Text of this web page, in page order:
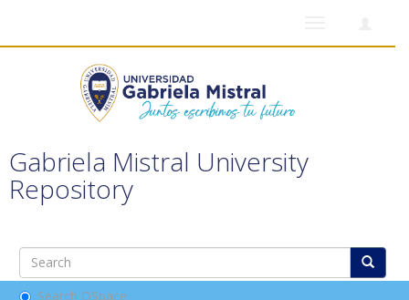
Gabriela Mistral University
Repository
Search DSpace